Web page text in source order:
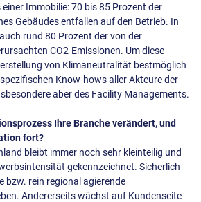
Immobilie: 70 bis 85 Prozent der
Gebäudes entfallen auf den Betrieb. In
rund 80 Prozent der von der
CO2-Emissionen. Um diese
von Klimaneutralität bestmöglich
Know-hows aller Akteure der
aber des Facility Managements.
Ihre Branche verändert, und
fort?
bleibt immer noch sehr kleinteilig und
gekennzeichnet. Sicherlich
bzw. rein regional agierende
Andererseits wächst auf Kundenseite